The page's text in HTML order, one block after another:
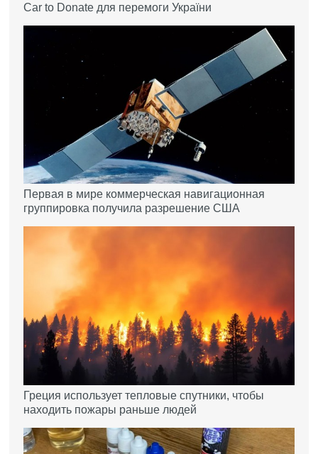
Car to Donate для перемоги України
Первая в мире коммерческая навигационная
группировка получила разрешение США
Греция использует тепловые спутники, чтобы
находить пожары раньше людей